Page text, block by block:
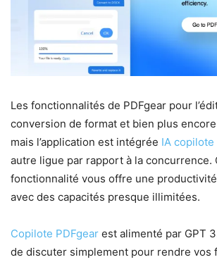
Les fonctionnalités de PDFgear pour
conversion de format et bien plus
mais l’application est intégrée IA copilote
autre ligue par rapport à la concurrence.
fonctionnalité vous offre une
avec des capacités presque illimitées.
Copilote PDFgear est alimenté par GPT
de discuter simplement pour rendre vos